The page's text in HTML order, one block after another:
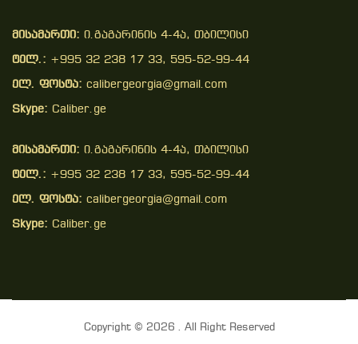
მისამართი: ი.გაგარინის 4-4ა, თბილისი
ტელ.: +995 32 238 17 33, 595-52-99-44
ელ. ფოსტა: calibergeorgia@gmail.com
Skype: Caliber.ge
მისამართი: ი.გაგარინის 4-4ა, თბილისი
ტელ.: +995 32 238 17 33, 595-52-99-44
ელ. ფოსტა: calibergeorgia@gmail.com
Skype: Caliber.ge
Copyright © 2026 . All Right Reserved